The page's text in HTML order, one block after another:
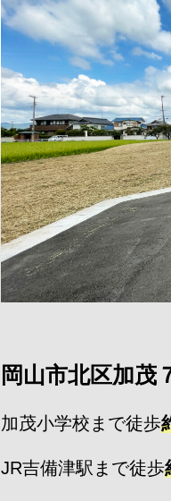
岡山市北区加茂
加茂小学校まで徒歩
JR吉備津駅まで徒歩